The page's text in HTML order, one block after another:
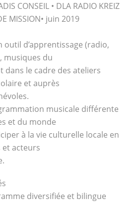
CONSEIL • DLA RADIO KREIZ
MISSION• juin 2019
outil d’apprentissage (radio,
musiques du
dans le cadre des ateliers
et auprès
musicale différente
et du monde
à la vie culturelle locale en
et acteurs
diversifiée et bilingue